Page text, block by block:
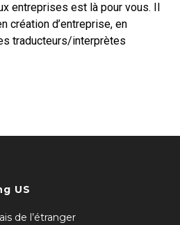
entreprises est là pour vous. Il
création d’entreprise, en
traducteurs/interprètes
US
de l’étranger